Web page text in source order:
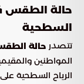
حالة الطقس
السطحية
تتصدر حالة
المواطنين
الرياح السطحية